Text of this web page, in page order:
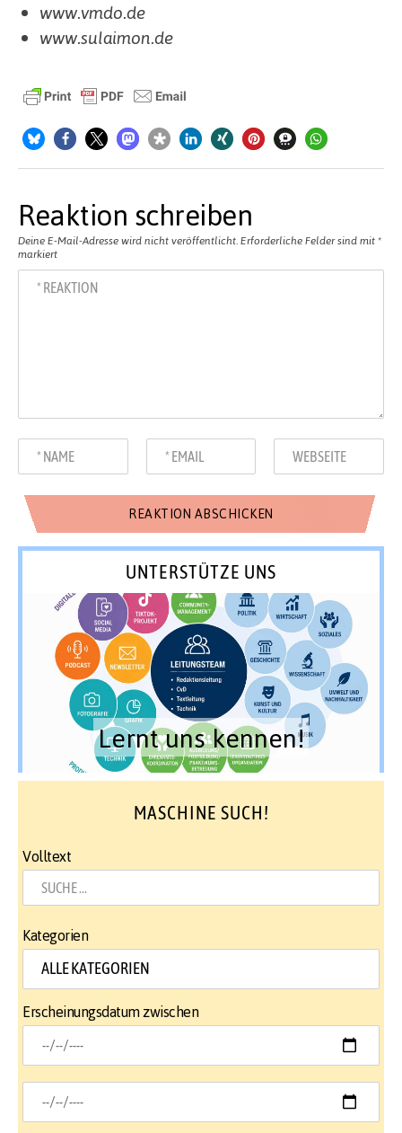
www.vmdo.de
www.sulaimon.de
Reaktion schreiben
Deine E-Mail-Adresse wird nicht veröffentlicht. Erforderliche Felder sind mit *
markiert
UNTERSTÜTZE UNS
Lernt uns kennen!
MASCHINE SUCH!
Volltext
Kategorien
Erscheinungsdatum zwischen